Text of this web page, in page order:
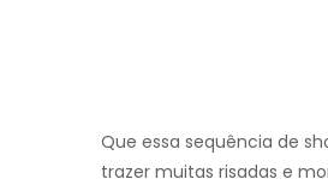
Que essa sequência de
trazer muitas risadas e